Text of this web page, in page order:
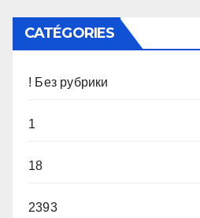
CATÉGORIES
! Без рубрики
1
18
2393